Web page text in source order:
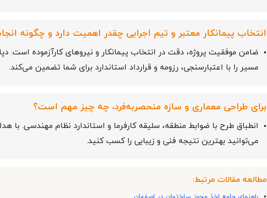
انتخاب پیمانکار معتبر و تیم اجرایی چقدر اهمیت دارد و چگونه
ضامن موفقیت پروژه، دقت در انتخاب پیمانکار و نیروهای کارآزموده است.
مسیر را با اعتبارسنجی، رزومه و قرارداد استاندارد برای شما تضمین می‌کند.
برای طراحی معماری و سازه منحصربه‌فرد، چه چیز مهم است؟
انطباق طرح با ضوابط منطقه، سلیقه کارفرما و استاندارد نظام مهندسی. با
می‌توانید بهترین نتیجه فنی و زیبایی را کسب کنید.
مطالعه مقالات مرتبط: